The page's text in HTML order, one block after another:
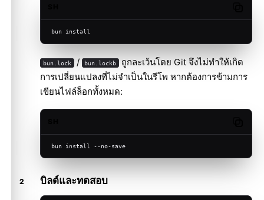
bun install
bun.lock / bun.lockb
ถูกละเว้นโดย Git จึงไม่ทำให้เกิด
การเปลี่ยนแปลงที่ไม่จำเป็นในรีโพ หากต้องการข้ามการ
เขียนไฟล์ล็อกทั้งหมด:
bun install --no-save
บิลด์และทดสอบ